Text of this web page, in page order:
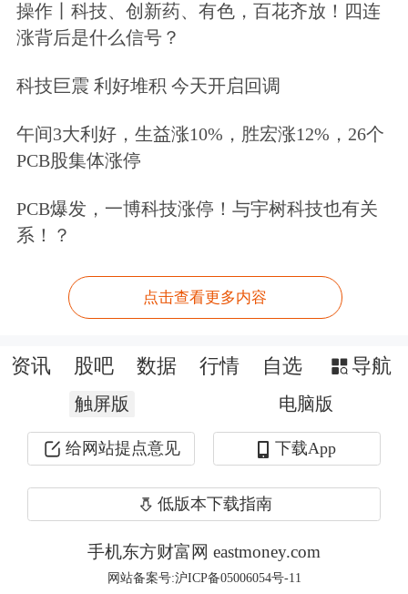
作者：张利静
操作丨科技、创新药、有色，百花齐放！四连
涨背后是什么信号？
科技巨震 利好堆积 今天开启回调
午间3大利好，生益涨10%，胜宏涨12%，26个
PCB股集体涨停
PCB爆发，一博科技涨停！与宇树科技也有关
系！？
点击查看更多内容
资讯 股吧 数据 行情 自选 导航
触屏版 电脑版
给网站提点意见 下载App
低版本下载指南
手机东方财富网 eastmoney.com
网站备案号:沪ICP备05006054号-11